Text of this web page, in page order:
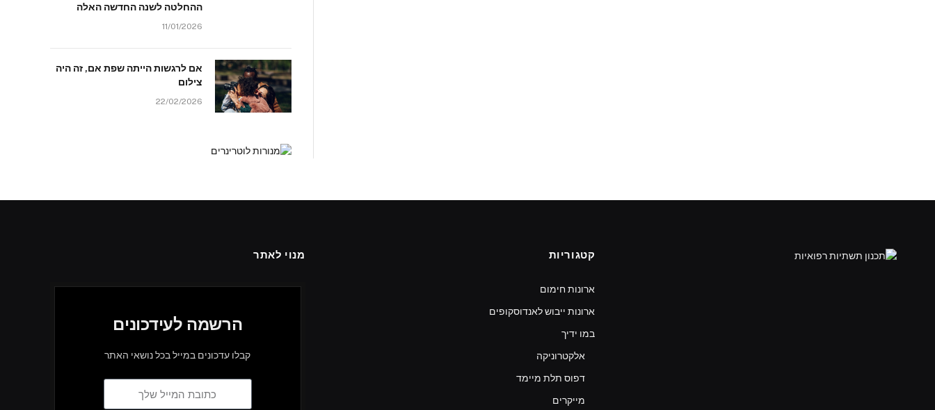
ההחלטה לשנה החדשה האלה
11/01/2026
אם לרגשות הייתה שפת אם, זה היה
צילום
22/02/2026
קטגוריות
ארונות חימום
ארונות ייבוש לאנדוסקופים
במו ידיך
אלקטרוניקה
דפוס תלת מיימד
מייקרים
מנוי לאתר
הרשמה לעידכונים
קבלו עדכונים במייל בכל נושאי האתר